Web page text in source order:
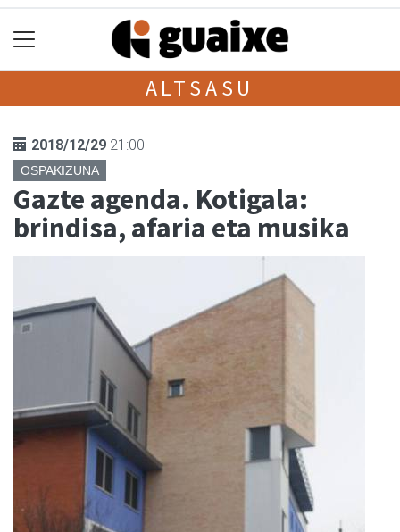
ALTSASU
2018/12/29 21:00
OSPAKIZUNA
Gazte agenda. Kotigala:
brindisa, afaria eta musika